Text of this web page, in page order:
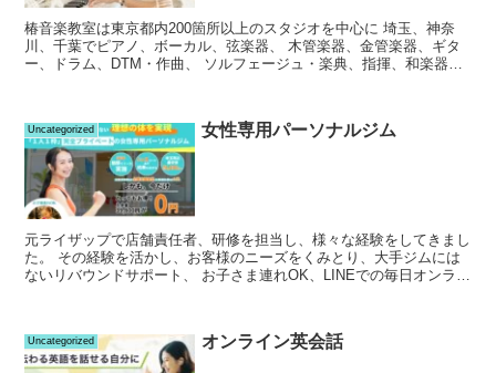
椿音楽教室は東京都内200箇所以上のスタジオを中心に 埼玉、神奈
川、千葉でピアノ、ボーカル、弦楽器、 木管楽器、金管楽器、ギタ
ー、ドラム、DTM・作曲、 ソルフェージュ・楽典、指揮、和楽器
Uncategorized 女性専用パーソナルジム
元ライザップで店舗責任者、研修を担当し、様々な経験をしてきまし
た。 その経験を活かし、お客様のニーズをくみとり、大手ジムには
ないリバウンドサポート、 お子さま連れOK、LINEでの毎日オンライ
Uncategorized オンライン英会話